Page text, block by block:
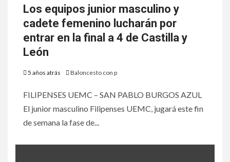
Los equipos junior masculino y
cadete femenino lucharán por
entrar en la final a 4 de Castilla y
León
5 años atrás Baloncesto con p
FILIPENSES UEMC – SAN PABLO BURGOS AZUL
El junior masculino Filipenses UEMC, jugará este fin
de semana la fase de...